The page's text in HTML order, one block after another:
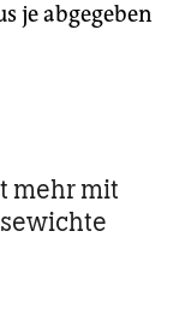
je abgegeben
mehr mit